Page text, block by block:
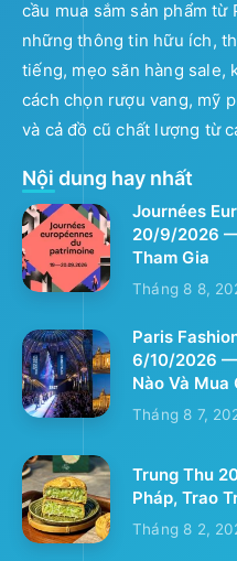
cầu mua sắm sản phẩm từ
những thông tin hữu ích,
tiếng, mẹo săn hàng sale,
cách chọn rượu vang, mỹ
và cả đồ cũ chất lượng từ
Nội dung hay nhất
Journées
20/9/2026
Tham Gia
Tháng 8 8,
Paris
6/10/2026 —
Nào Và Mua
Tháng 8 7,
Trung Thu
Pháp, Trao
Tháng 8 2,